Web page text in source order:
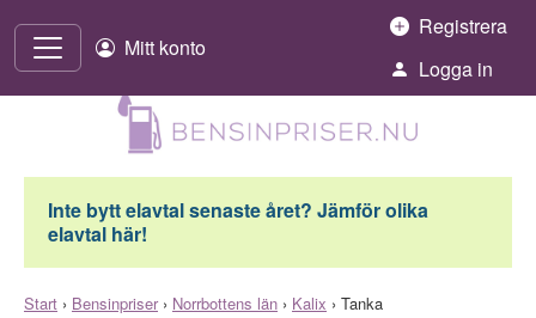
Mitt konto
Registrera
Logga in
Inte bytt elavtal senaste året? Jämför olika
elavtal här!
Start › Bensinpriser› Norrbottens län › Kalix › Tanka